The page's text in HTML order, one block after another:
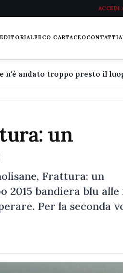
ACCEDI
EDITORIALEECO CARTACEOCONTATTI
un
Frattura: un
2015 bandiera blu
Per la seconda